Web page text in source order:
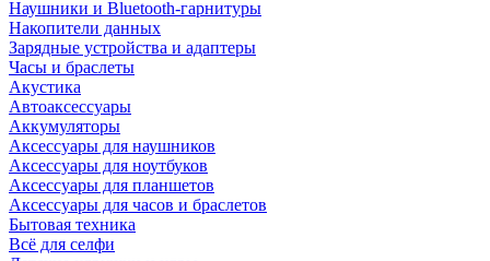
Наушники и Bluetooth-гарнитуры
Накопители данных
Зарядные устройства и адаптеры
Часы и браслеты
Акустика
Автоаксессуары
Аккумуляторы
Аксессуары для наушников
Аксессуары для ноутбуков
Аксессуары для планшетов
Аксессуары для часов и браслетов
Бытовая техника
Всё для селфи